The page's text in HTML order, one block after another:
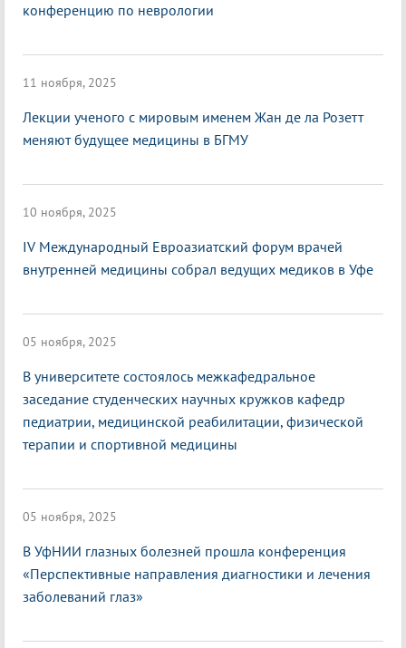
конференцию по неврологии
11 ноября, 2025
Лекции ученого с мировым именем Жан де ла Розетт
меняют будущее медицины в БГМУ
10 ноября, 2025
IV Международный Евроазиатский форум врачей
внутренней медицины собрал ведущих медиков в Уфе
05 ноября, 2025
В университете состоялось межкафедральное
заседание студенческих научных кружков кафедр
педиатрии, медицинской реабилитации, физической
терапии и спортивной медицины
05 ноября, 2025
В УфНИИ глазных болезней прошла конференция
«Перспективные направления диагностики и лечения
заболеваний глаз»